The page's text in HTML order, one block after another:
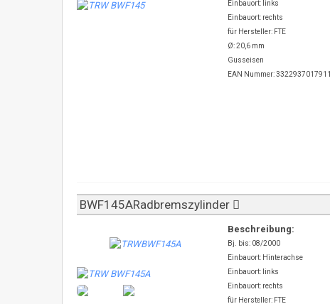
Einbauort: links
Einbauort: rechts
für Hersteller: FTE
Ø: 20,6 mm
Gusseisen
EAN Nummer: 3322937017911
BWF145ARadbremszylinder
Beschreibung:
Bj. bis: 08/2000
Einbauort: Hinterachse
Einbauort: links
Einbauort: rechts
für Hersteller: FTE